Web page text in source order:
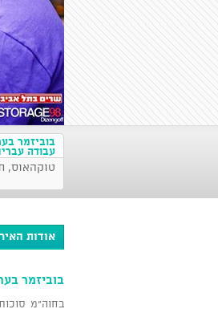
בוביזמר
עבודה
טוקהאוס, תל אביב-
אודות
בוביזמר
בחוה"מ